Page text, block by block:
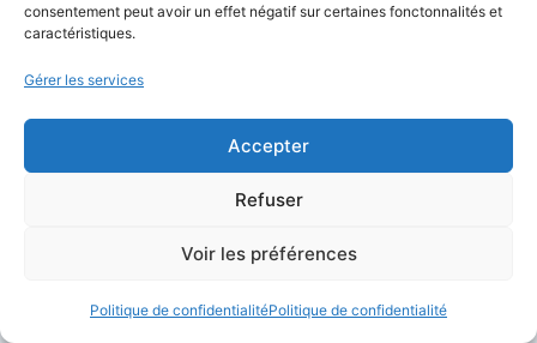
consentement peut avoir un effet négatif sur certaines fonctonnalités et
caractéristiques.
Gérer les services
Accepter
Refuser
Voir les préférences
Politique de confidentialitéPolitique de confidentialité
commencer le hacking ?
R2 : Bien que ce ne soit pas strictement
nécessaire, connaître les bases de la
l’apprentissage du hacking et l’élaboration de